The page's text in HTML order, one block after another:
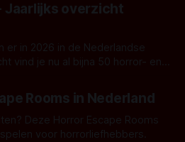
Jaarlijks overzicht
er in 2026 in de Nederlandse
vind je nu al bijna 50 horror- en
Rooms in Nederland
Deze Horror Escape Rooms
voor horrorliefhebbers.